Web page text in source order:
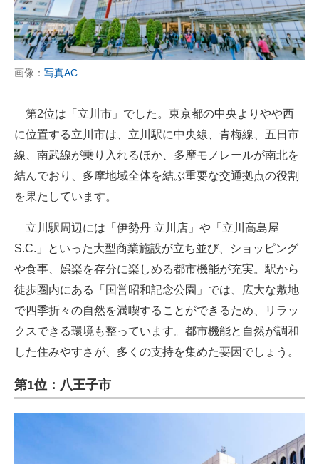
画像： 写真AC
第2位は「立川市」でした。東京都の中央よりやや西
に位置する立川市は、立川駅に中央線、青梅線、五日市
線、南武線が乗り入れるほか、多摩モノレールが南北を
結んでおり、多摩地域全体を結ぶ重要な交通拠点の役割
を果たしています。
立川駅周辺には「伊勢丹 立川店」や「立川高島屋
S.C.」といった大型商業施設が立ち並び、ショッピング
や食事、娯楽を存分に楽しめる都市機能が充実。駅から
徒歩圏内にある「国営昭和記念公園」では、広大な敷地
で四季折々の自然を満喫することができるため、リラッ
クスできる環境も整っています。都市機能と自然が調和
した住みやすさが、多くの支持を集めた要因でしょう。
第1位：八王子市